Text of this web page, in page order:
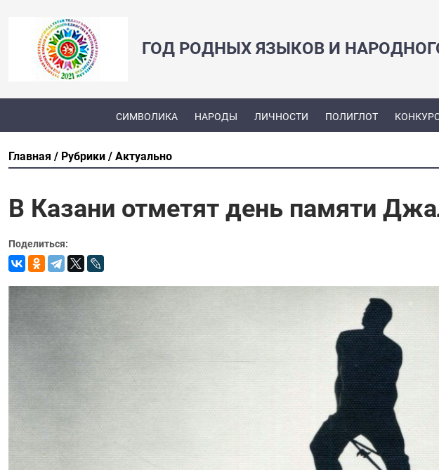
ГОД РОДНЫХ ЯЗЫКОВ И
СИМВОЛИКА НАРОДЫ ЛИЧНОСТИ ПОЛИГЛОТ
Главная Рубрики Актуально
В Казани отметят день памяти
Поделиться: